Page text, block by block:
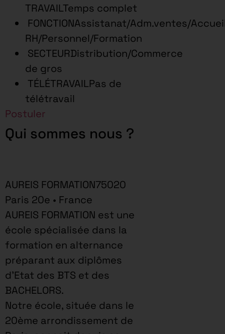
TRAVAILTemps complet
FONCTIONAssistanat/Adm.ventes/
RH/Personnel/Formation
SECTEURDistribution/Commerce
de gros
TÉLÉTRAVAILPas de
télétravail
Postuler
Qui sommes nous ?
AUREIS FORMATION75020
Paris 20e • France
AUREIS FORMATION est une
école spécialisée dans la
formation en alternance
préparant aux diplômes
d’Etat des BTS et des
BACHELORS.
Notre école, située dans le
20ème arrondissement de